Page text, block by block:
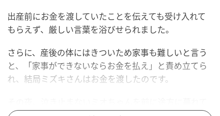
出産前にお金を渡していたことを伝えても受け入れて
もらえず、厳しい言葉を浴びせられました。
さらに、産後の体にはきついため家事も難しいと言う
と、「家事ができないならお金を払え」と責め立てら
れ、結局ミズキさんはお金を渡したのです。